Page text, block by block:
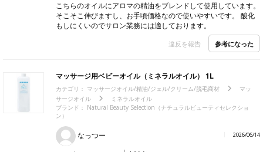
こちらのオイルにアロマの精油をブレンドして使用しています。
そこそこ伸びますし、お手頃価格なので使いやすいです。 酸化
もしにくいのでサロン業務には適しております。
違反を報告 参考になった
マッサージ用ベビーオイル（ミネラルオイル） 1L
カテゴリ： マッサージオイル/精油/ジェル/クリーム/脱毛商材
マッ
サージオイル
ミネラルオイル
ブランド： Natural Beauty Selection（ナチュラルビューティセレクショ
ン）
なっつー 2026/06/14